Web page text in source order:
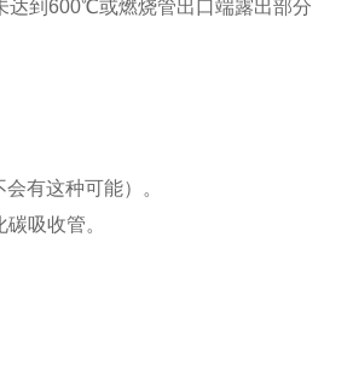
达到600℃或燃烧管出口端露出部分
有这种可能）。
吸收管。